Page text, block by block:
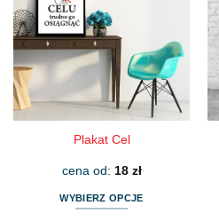
Opcje
można
wybrać
na
stronie
produktu
Plakat Cel
cena od: 18 zł
WYBIERZ OPCJE